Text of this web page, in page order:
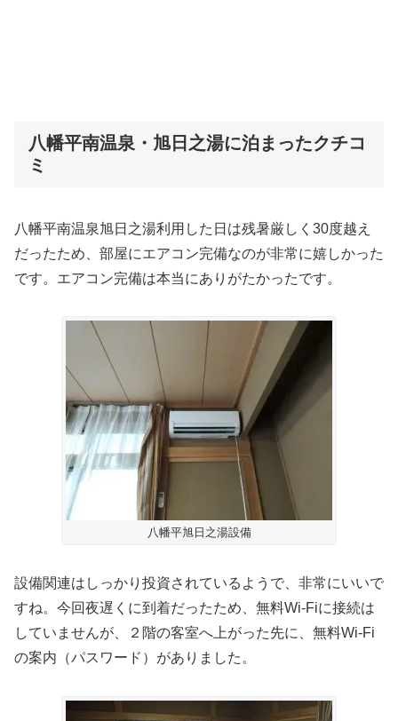
八幡平南温泉・旭日之湯に泊まったクチコ
ミ
八幡平南温泉旭日之湯利用した日は残暑厳しく30度越え
だったため、部屋にエアコン完備なのが非常に嬉しかった
です。エアコン完備は本当にありがたかったです。
八幡平旭日之湯設備
設備関連はしっかり投資されているようで、非常にいいで
すね。今回夜遅くに到着だったため、無料Wi-Fiに接続は
していませんが、２階の客室へ上がった先に、無料Wi-Fi
の案内（パスワード）がありました。